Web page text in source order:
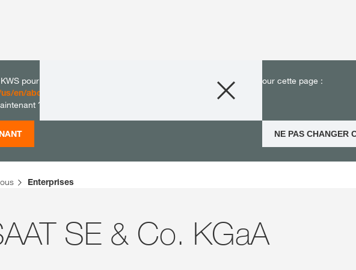
Produits
Histoires &
À Propos de
pour la Belgique. Une page alternative pour votre pays existe pour cette page :
en/about-us/company/imprint.html
?
NE PAS CHANGER
Enterprises
SE & Co. KGaA